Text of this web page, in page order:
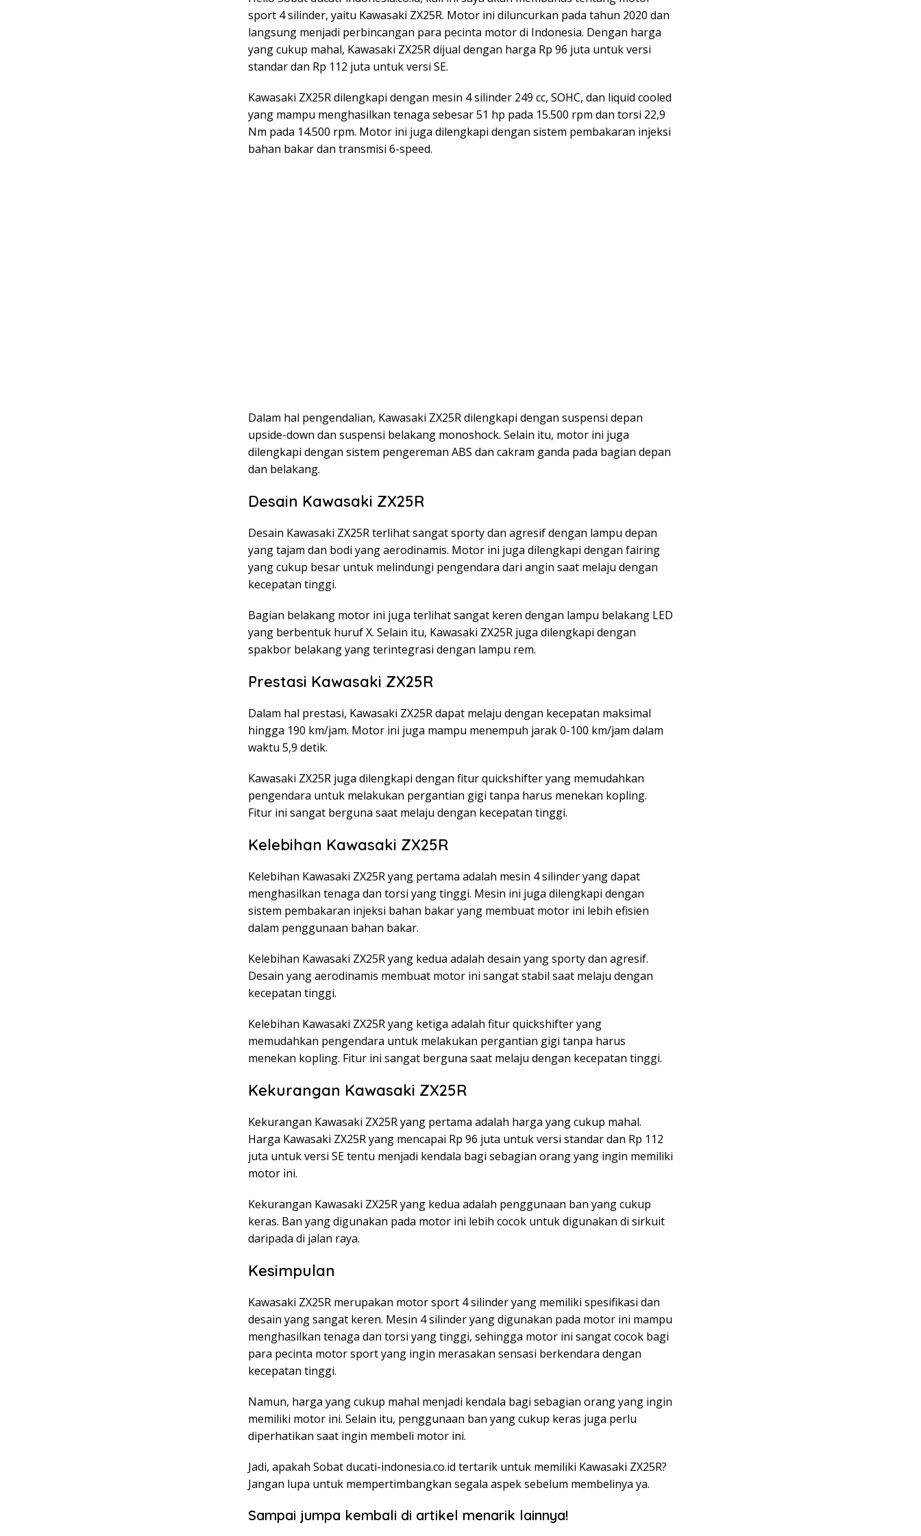
sport 4 silinder, yaitu Kawasaki ZX25R. Motor ini diluncurkan pada tahun 2020 dan
langsung menjadi perbincangan para pecinta motor di Indonesia. Dengan harga
yang cukup mahal, Kawasaki ZX25R dijual dengan harga Rp 96 juta untuk versi
standar dan Rp 112 juta untuk versi SE.
Kawasaki ZX25R dilengkapi dengan mesin 4 silinder 249 cc, SOHC, dan liquid cooled
yang mampu menghasilkan tenaga sebesar 51 hp pada 15.500 rpm dan torsi 22,9
Nm pada 14.500 rpm. Motor ini juga dilengkapi dengan sistem pembakaran injeksi
bahan bakar dan transmisi 6-speed.
Dalam hal pengendalian, Kawasaki ZX25R dilengkapi dengan suspensi depan
upside-down dan suspensi belakang monoshock. Selain itu, motor ini juga
dilengkapi dengan sistem pengereman ABS dan cakram ganda pada bagian depan
dan belakang.
Desain Kawasaki ZX25R
Desain Kawasaki ZX25R terlihat sangat sporty dan agresif dengan lampu depan
yang tajam dan bodi yang aerodinamis. Motor ini juga dilengkapi dengan fairing
yang cukup besar untuk melindungi pengendara dari angin saat melaju dengan
kecepatan tinggi.
Bagian belakang motor ini juga terlihat sangat keren dengan lampu belakang LED
yang berbentuk huruf X. Selain itu, Kawasaki ZX25R juga dilengkapi dengan
spakbor belakang yang terintegrasi dengan lampu rem.
Prestasi Kawasaki ZX25R
Dalam hal prestasi, Kawasaki ZX25R dapat melaju dengan kecepatan maksimal
hingga 190 km/jam. Motor ini juga mampu menempuh jarak 0-100 km/jam dalam
waktu 5,9 detik.
Kawasaki ZX25R juga dilengkapi dengan fitur quickshifter yang memudahkan
pengendara untuk melakukan pergantian gigi tanpa harus menekan kopling.
Fitur ini sangat berguna saat melaju dengan kecepatan tinggi.
Kelebihan Kawasaki ZX25R
Kelebihan Kawasaki ZX25R yang pertama adalah mesin 4 silinder yang dapat
menghasilkan tenaga dan torsi yang tinggi. Mesin ini juga dilengkapi dengan
sistem pembakaran injeksi bahan bakar yang membuat motor ini lebih efisien
dalam penggunaan bahan bakar.
Kelebihan Kawasaki ZX25R yang kedua adalah desain yang sporty dan agresif.
Desain yang aerodinamis membuat motor ini sangat stabil saat melaju dengan
kecepatan tinggi.
Kelebihan Kawasaki ZX25R yang ketiga adalah fitur quickshifter yang
memudahkan pengendara untuk melakukan pergantian gigi tanpa harus
menekan kopling. Fitur ini sangat berguna saat melaju dengan kecepatan tinggi.
Kekurangan Kawasaki ZX25R
Kekurangan Kawasaki ZX25R yang pertama adalah harga yang cukup mahal.
Harga Kawasaki ZX25R yang mencapai Rp 96 juta untuk versi standar dan Rp 112
juta untuk versi SE tentu menjadi kendala bagi sebagian orang yang ingin memiliki
motor ini.
Kekurangan Kawasaki ZX25R yang kedua adalah penggunaan ban yang cukup
keras. Ban yang digunakan pada motor ini lebih cocok untuk digunakan di sirkuit
daripada di jalan raya.
Kesimpulan
Kawasaki ZX25R merupakan motor sport 4 silinder yang memiliki spesifikasi dan
desain yang sangat keren. Mesin 4 silinder yang digunakan pada motor ini mampu
menghasilkan tenaga dan torsi yang tinggi, sehingga motor ini sangat cocok bagi
para pecinta motor sport yang ingin merasakan sensasi berkendara dengan
kecepatan tinggi.
Namun, harga yang cukup mahal menjadi kendala bagi sebagian orang yang ingin
memiliki motor ini. Selain itu, penggunaan ban yang cukup keras juga perlu
diperhatikan saat ingin membeli motor ini.
Jadi, apakah Sobat ducati-indonesia.co.id tertarik untuk memiliki Kawasaki ZX25R?
Jangan lupa untuk mempertimbangkan segala aspek sebelum membelinya ya.
Sampai jumpa kembali di artikel menarik lainnya!